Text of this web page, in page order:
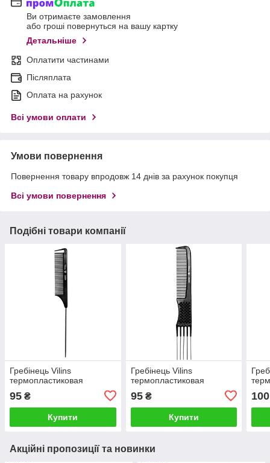
Ви отримаєте замовлення
або гроші повернуться на вашу картку
Детальніше
Оплатити частинами
Післяплата
Оплата на рахунок
Всі умови оплати
Умови повернення
Повернення товару впродовж 14 днів за рахунок покупця
Всі умови повернення
Подібні товари компанії
Гребінець Vilins
термопластиковая
95 ₴
Купити
Гребінець Vilins
термопластиковая
95₴
Купити
100
Акційні пропозиції та новинки